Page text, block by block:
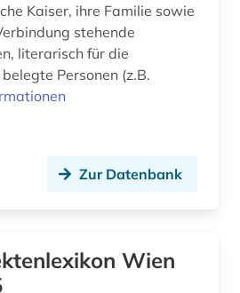
deutsches sprachgebiet (6)
Ostmitteleuropa (1)
Kaiser, ihre Familie sowie
stehende
literarisch für die
Personen (z.B.
Zur Datenbank
Wien